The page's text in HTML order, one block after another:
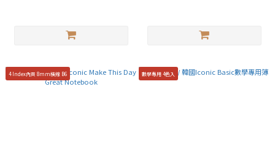
4 Index內頁 8mm橫線 B6 數學專用 4色入